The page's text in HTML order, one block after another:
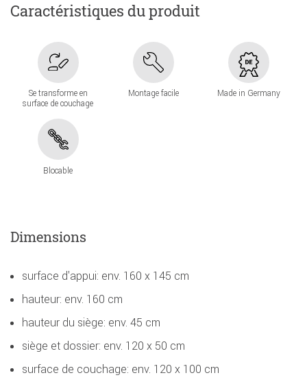
Caractéristiques du produit
Se transforme en
surface de couchage
Montage facile Made in Germany
Blocable
Dimensions
surface d'appui: env. 160 x 145 cm
hauteur: env. 160 cm
hauteur du siège: env. 45 cm
siège et dossier: env. 120 x 50 cm
surface de couchage: env. 120 x 100 cm